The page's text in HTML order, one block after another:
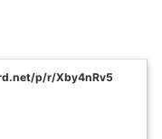
p/r/Xby4nRv5